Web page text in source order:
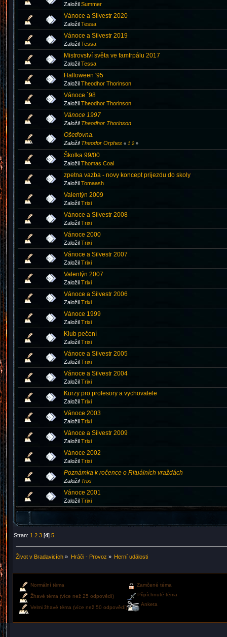
Založil Summer
Vánoce a Silvestr 2020
Založil Tessa
Vánoce a Silvestr 2019
Založil Tessa
Mistrovství světa ve famfrpálu 2017
Založil Tessa
Halloween '95
Založil Theodhor Thorinson
Vánoce ´98
Založil Theodhor Thorinson
Vánoce 1997
Založil Theodhor Thorinson
Ošetřovna.
Založil Theodor Orphes « 1 2 »
Školka 99/00
Založil Thomas Coal
zpetna vazba - novy koncept prijezdu do skoly
Založil Tomaash
Valentýn 2009
Založil Trixi
Vánoce a Silvestr 2008
Založil Trixi
Vánoce 2000
Založil Trixi
Vánoce a Silvestr 2007
Založil Trixi
Valentýn 2007
Založil Trixi
Vánoce a Silvestr 2006
Založil Trixi
Vánoce 1999
Založil Trixi
Klub pečení
Založil Trixi
Vánoce a Silvestr 2005
Založil Trixi
Vánoce a Silvestr 2004
Založil Trixi
Kurzy pro profesory a vychovatele
Založil Trixi
Vánoce 2003
Založil Trixi
Vánoce a Silvestr 2009
Založil Trixi
Vánoce 2002
Založil Trixi
Poznámka k ročence o Rituálních vraždách
Založil Trixi
Vánoce 2001
Založil Trixi
Stran: 1 2 3 [4]5
Život v Bradavicích » Hráči - Provoz » Herní události
Normální téma
Žhavé téma (více než 25 odpovědí)
Velmi žhavé téma (více než 50 odpovědí)
Zamčené téma
Připíchnuté téma
Anketa